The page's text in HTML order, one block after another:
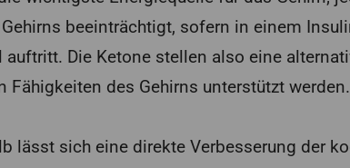
beeinträchtigt, sofern in einem
Die Ketone stellen also eine
Fähigkeiten des Gehirns unterstützt werden.
lässt sich eine direkte Verbesserung der